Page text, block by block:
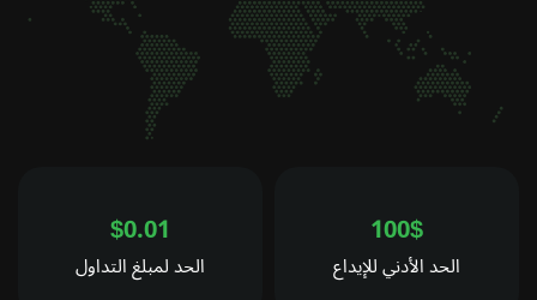
100$
الحد الأدني للإيداع
$0.01
الحد لمبلغ التداول